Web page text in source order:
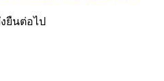
ยืนต่อไป